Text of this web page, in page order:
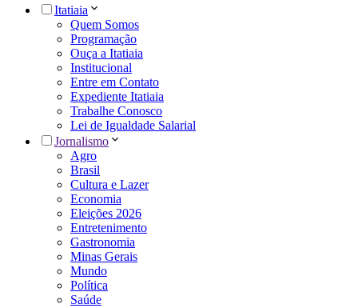
Itatiaia
Quem Somos
Programação
Ouça a Itatiaia
Institucional
Entre em Contato
Expediente Itatiaia
Trabalhe Conosco
Lei de Igualdade Salarial
Jornalismo
Agro
Brasil
Cultura e Lazer
Economia
Eleições 2026
Entretenimento
Gastronomia
Minas Gerais
Mundo
Política
Saúde